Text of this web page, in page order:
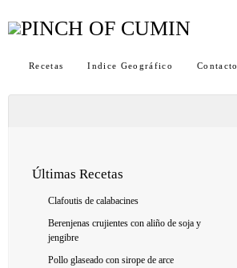
Recetas Indice Geográfico Contacto
Últimas Recetas
Clafoutis de calabacines
Berenjenas crujientes con aliño de soja y
jengibre
Pollo glaseado con sirope de arce